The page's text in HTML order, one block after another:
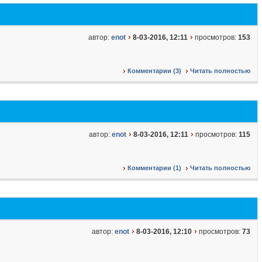
автор: enot 8-03-2016, 12:11 просмотров: 153
Комментарии (3) Читать полностью
автор: enot 8-03-2016, 12:11 просмотров: 115
Комментарии (1) Читать полностью
автор: enot 8-03-2016, 12:10 просмотров: 73